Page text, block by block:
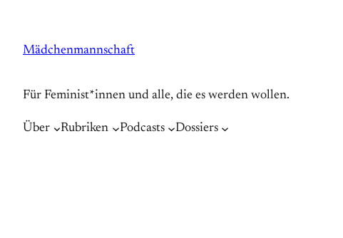
springen
Mädchenmannschaft
Für Feminist*innen und alle, die es werden wollen.
Über Rubriken Podcasts Dossiers